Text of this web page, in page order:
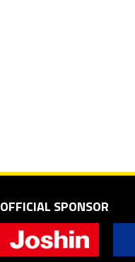
OFFICIAL SPONSOR